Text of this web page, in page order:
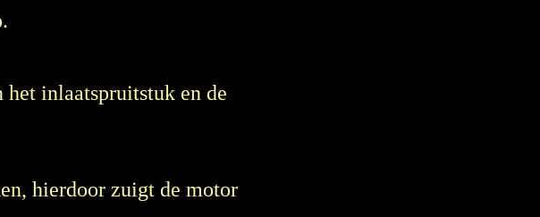
inlaatspruitstuk en de
hierdoor zuigt de motor